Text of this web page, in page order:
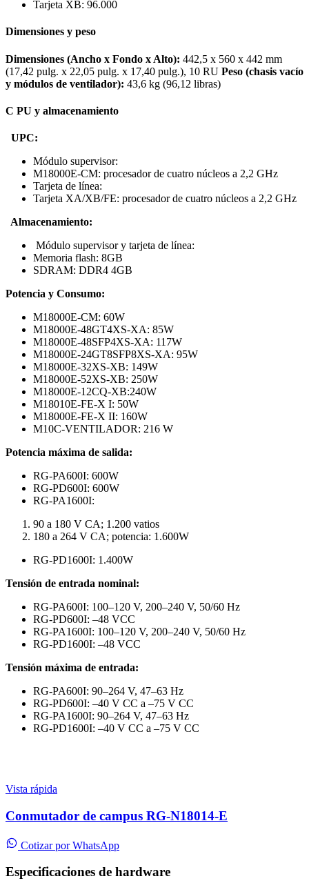
Tarjeta XB: 96.000
Dimensiones y peso
Dimensiones (Ancho x Fondo x Alto): 442,5 x 560 x 442 mm
(17,42 pulg. x 22,05 pulg. x 17,40 pulg.), 10 RU Peso (chasis vacío
y módulos de ventilador): 43,6 kg (96,12 libras)
C PU y almacenamiento
UPC:
Módulo supervisor:
M18000E-CM: procesador de cuatro núcleos a 2,2 GHz
Tarjeta de línea:
Tarjeta XA/XB/FE: procesador de cuatro núcleos a 2,2 GHz
Almacenamiento:
Módulo supervisor y tarjeta de línea:
Memoria flash: 8GB
SDRAM: DDR4 4GB
Potencia y Consumo:
M18000E-CM: 60W
M18000E-48GT4XS-XA: 85W
M18000E-48SFP4XS-XA: 117W
M18000E-24GT8SFP8XS-XA: 95W
M18000E-32XS-XB: 149W
M18000E-52XS-XB: 250W
M18000E-12CQ-XB:240W
M18010E-FE-X I: 50W
M18000E-FE-X II: 160W
M10C-VENTILADOR: 216 W
Potencia máxima de salida:
RG-PA600I: 600W
RG-PD600I: 600W
RG-PA1600I:
90 a 180 V CA; 1.200 vatios
180 a 264 V CA; potencia: 1.600W
RG-PD1600I: 1.400W
Tensión de entrada nominal:
RG-PA600I: 100–120 V, 200–240 V, 50/60 Hz
RG-PD600I: –48 VCC
RG-PA1600I: 100–120 V, 200–240 V, 50/60 Hz
RG-PD1600I: –48 VCC
Tensión máxima de entrada:
RG-PA600I: 90–264 V, 47–63 Hz
RG-PD600I: –40 V CC a –75 V CC
RG-PA1600I: 90–264 V, 47–63 Hz
RG-PD1600I: –40 V CC a –75 V CC
Vista rápida
Conmutador de campus RG-N18014-E
Cotizar por WhatsApp
Especificaciones de hardware